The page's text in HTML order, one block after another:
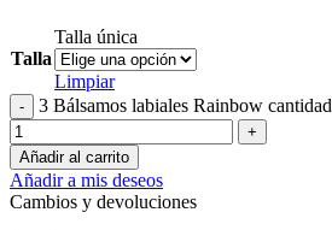
Talla
Talla única
Limpiar
3 Bálsamos labiales Rainbow cantidad
Añadir al carrito
Añadir a mis deseos
Cambios y devoluciones